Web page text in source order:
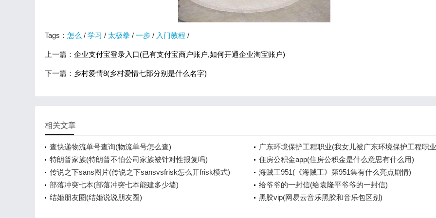
Tags： 怎么 / 学习 / 太极拳 / 一步 / 入门教程 /
上一篇： 企业支付宝登录入口(已有支付宝商户账户,如何开通企业淘宝账户)
下一篇： 乡村爱情8(乡村爱情七部分别是什么名字)
相关文章
查快递物流单号查询(物流单号怎么查)
广东环境保护工程职业(我女儿被广东环境保护工程职
院资源
特朗普家族(特朗普不怕公司家族被针对性报复吗)
住房公积金app(住房公积金是什么意思有什么用)
传说之下sans图片(传说之下sansvsfrisk怎么开frisk模式)
海贼王951(《海贼王》第951集有什么亮点剧情)
部落冲突七本(部落冲突七本能建多少墙)
给爷爷的一封信(给袁隆平爷爷的一封信)
结婚朋友圈(结婚说说朋友圈)
黑胶vip(网易云音乐黑胶和音乐包区别)